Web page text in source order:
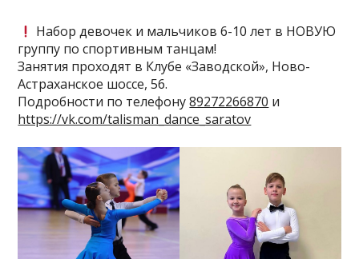
Набор девочек и мальчиков 6-10 лет в НОВУЮ
группу по спортивным танцам!
Занятия проходят в Клубе «Заводской», Ново-
Астраханское шоссе, 56.
Подробности по телефону89272266870 и
https://vk.com/talisman_dance_saratov